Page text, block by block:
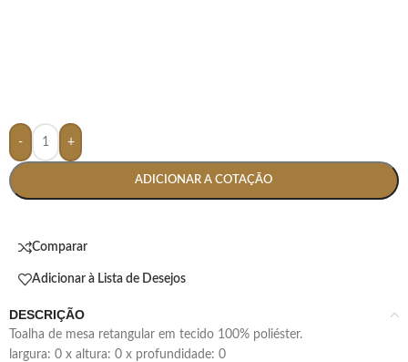
- +
ADICIONAR A COTAÇÃO
Comparar
Adicionar à Lista de Desejos
DESCRIÇÃO
toalha de mesa retangular em tecido 100% poliéster.
largura: 0 x altura: 0 x profundidade: 0